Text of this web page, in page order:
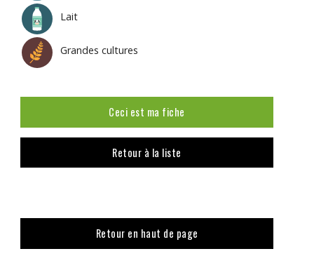
Lait
Grandes cultures
Ceci est ma fiche
Retour à la liste
Retour en haut de page